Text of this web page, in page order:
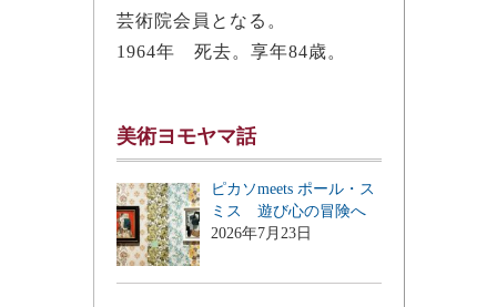
芸術院会員となる。
1964年 死去。享年84歳。
美術ヨモヤマ話
ピカソmeets ポール・ス
ミス 遊び心の冒険へ
2026年7月23日